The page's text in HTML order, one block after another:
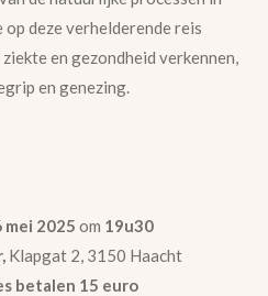
op deze verhelderende reis
en gezondheid verkennen,
en genezing.
mei 2025 om 19u30
Klapgat 2, 3150 Haacht
betalen 15 euro